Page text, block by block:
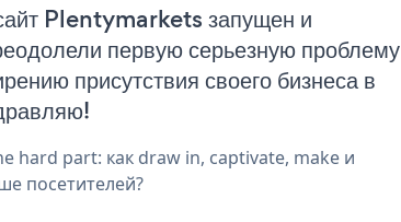
Plentymarkets запущен и
первую серьезную проблему
присутствия своего бизнеса в
hard part: как draw in, captivate, make и
посетителей?